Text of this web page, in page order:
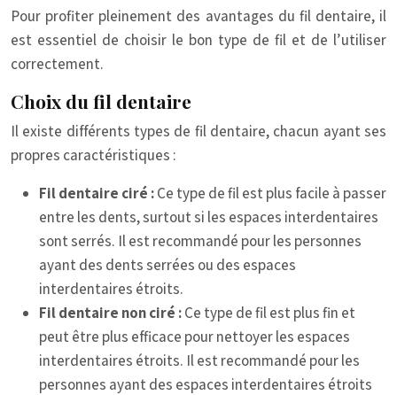
Pour profiter pleinement des avantages du fil dentaire, il
est essentiel de choisir le bon type de fil et de l’utiliser
correctement.
Choix du fil dentaire
Il existe différents types de fil dentaire, chacun ayant ses
propres caractéristiques :
Fil dentaire ciré :Ce type de fil est plus facile à passer
entre les dents, surtout si les espaces interdentaires
sont serrés. Il est recommandé pour les personnes
ayant des dents serrées ou des espaces
interdentaires étroits.
Fil dentaire non ciré :Ce type de fil est plus fin et
peut être plus efficace pour nettoyer les espaces
interdentaires étroits. Il est recommandé pour les
personnes ayant des espaces interdentaires étroits